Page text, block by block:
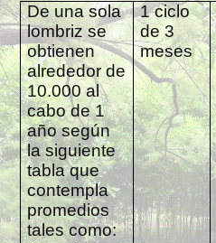
De una sola
lombriz se
obtienen
alrededor de
10.000 al
cabo de 1
año según
la siguiente
tabla que
contempla
promedios
tales como:
1 ciclo
de 3
meses